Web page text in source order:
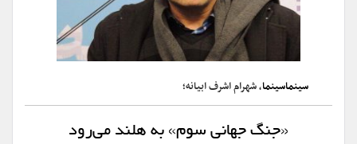
سینماسینما، شهرام اشرف ابیانه؛
«جنگ جهانی سوم» به هلند می‌رود